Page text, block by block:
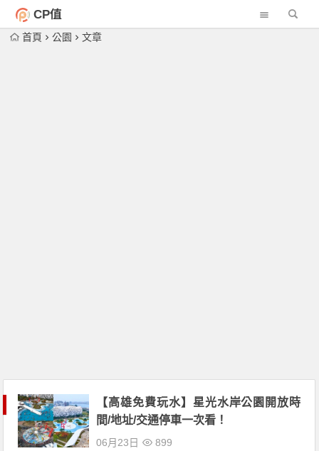
CP值
首頁 公園 文章
【高雄免費玩水】星光水岸公園開放時
間/地址/交通停車一次看！
06月23日 899